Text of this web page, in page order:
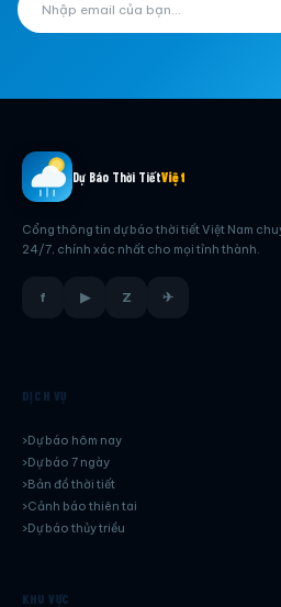
Dự Báo Thời TiếtViệt
Cổng thông tin dự báo thời tiết Việt Nam
24/7, chính xác nhất cho mọi tỉnh thành.
f ▶ Z ✈
DỊCH VỤ
Dự báo hôm nay
Dự báo 7 ngày
Bản đồ thời tiết
Cảnh báo thiên tai
Dự báo thủy triều
KHU VỰC